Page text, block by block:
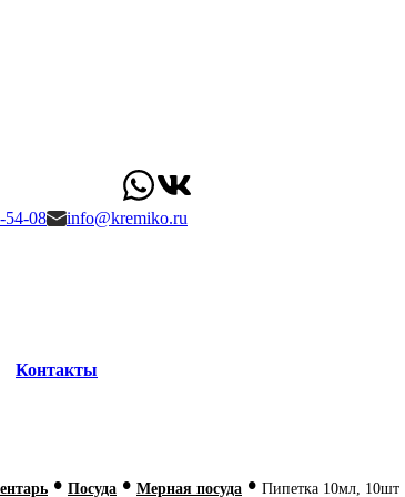
54-08
info@kremiko.ru
Контакты
• Посуда • Мерная посуда • Пипетка 10мл, 10шт